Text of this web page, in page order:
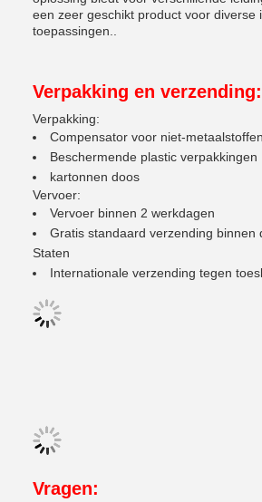
een zeer geschikt product voor diverse
toepassingen..
Verpakking en verzending:
Verpakking:
Compensator voor niet-metaalstoffen
Beschermende plastic verpakkingen
kartonnen doos
Vervoer:
Vervoer binnen 2 werkdagen
Gratis standaard verzending binnen
Staten
Internationale verzending tegen
Vragen: